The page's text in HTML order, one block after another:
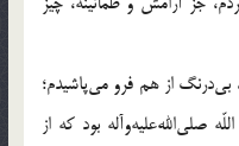
از هم فرو می‌پاشیدم؛
صلی‌الله‌علیه‌و‌آله بود که از